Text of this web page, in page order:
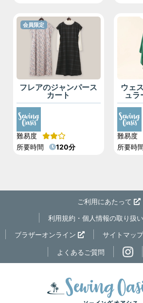
フレアのジャンパース
カート
会員限定
難易度
所要時間
120分
ウェ
ュラ
難易度
所要時
ご利用にあたって
利用規約・個人情報の取り扱
ブラザーオンライン
サイトマップ
よくあるご質問